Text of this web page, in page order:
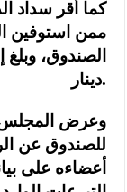
ممن استوفين
دينار.
وعرض المجلس
للصندوق عن
أعضاءه على